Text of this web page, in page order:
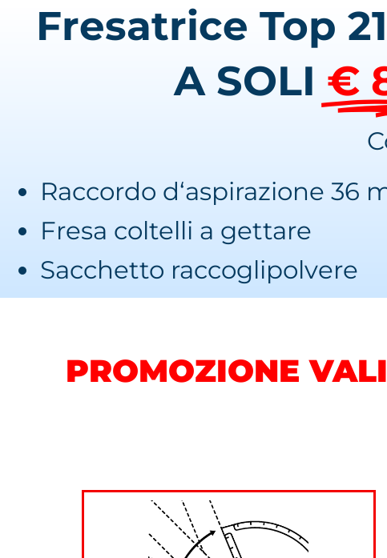
Fresatrice Top 21
A SOLI €
Raccordo d‘aspirazione 36
Fresa coltelli a gettare
Sacchetto raccoglipolvere
PROMOZIONE